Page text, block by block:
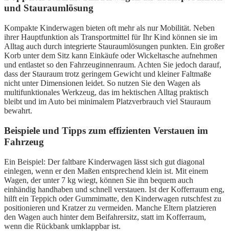
und Stauraumlösung
Kompakte Kinderwagen bieten oft mehr als nur Mobilität. Neben
ihrer Hauptfunktion als Transportmittel für Ihr Kind können sie im
Alltag auch durch integrierte Stauraumlösungen punkten. Ein großer
Korb unter dem Sitz kann Einkäufe oder Wickeltasche aufnehmen
und entlastet so den Fahrzeuginnenraum. Achten Sie jedoch darauf,
dass der Stauraum trotz geringem Gewicht und kleiner Faltmaße
nicht unter Dimensionen leidet. So nutzen Sie den Wagen als
multifunktionales Werkzeug, das im hektischen Alltag praktisch
bleibt und im Auto bei minimalem Platzverbrauch viel Stauraum
bewahrt.
Beispiele und Tipps zum effizienten Verstauen im
Fahrzeug
Ein Beispiel: Der faltbare Kinderwagen lässt sich gut diagonal
einlegen, wenn er den Maßen entsprechend klein ist. Mit einem
Wagen, der unter 7 kg wiegt, können Sie ihn bequem auch
einhändig handhaben und schnell verstauen. Ist der Kofferraum eng,
hilft ein Teppich oder Gummimatte, den Kinderwagen rutschfest zu
positionieren und Kratzer zu vermeiden. Manche Eltern platzieren
den Wagen auch hinter dem Beifahrersitz, statt im Kofferraum,
wenn die Rückbank umklappbar ist.